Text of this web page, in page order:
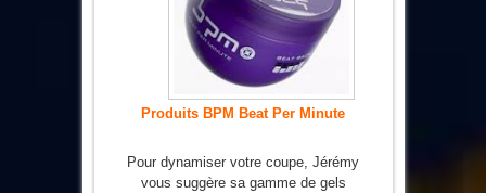
Produits BPM Beat Per Minute
Pour dynamiser votre coupe, Jérémy
vous suggère sa gamme de gels